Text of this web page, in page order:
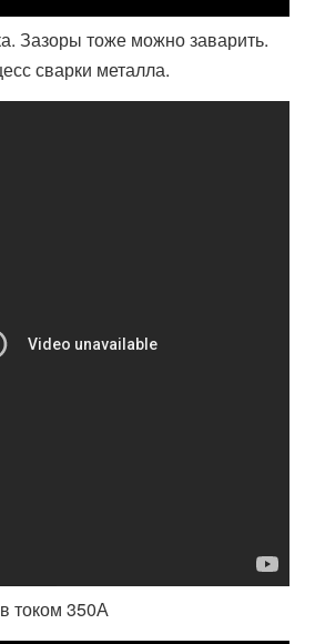
Зазоры тоже можно заварить.
сварки металла.
током 350А